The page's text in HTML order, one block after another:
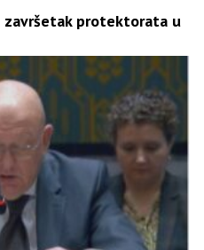
završetak protektorata u